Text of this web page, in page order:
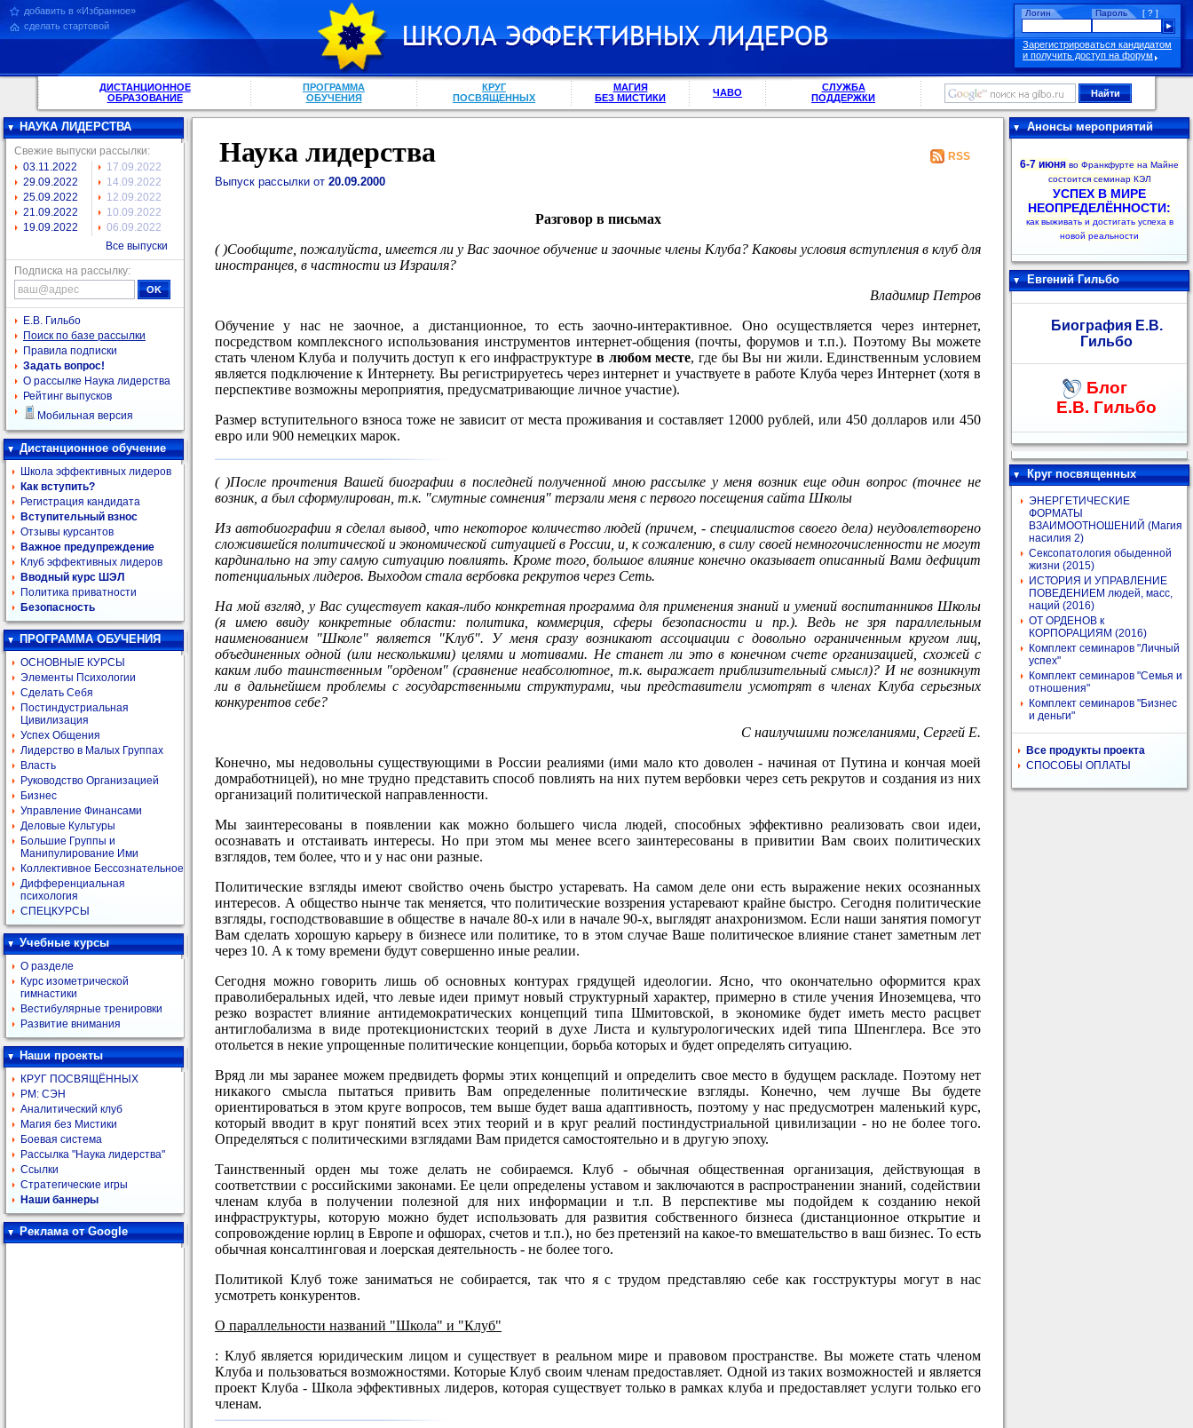
добавить в «Избранное»
сделать стартовой
Логин [ ? ]
Пароль
Зарегистрироваться кандидатом
и получить доступ на форум
ДИСТАНЦИОННОЕ
ОБРАЗОВАНИЕ
ПРОГРАММА
ОБУЧЕНИЯ
КРУГ
ПОСВЯЩЕННЫХ
МАГИЯ
БЕЗ МИСТИКИ
ЧАВО
СЛУЖБА
ПОДДЕРЖКИ
НАУКА ЛИДЕРСТВА
Свежие выпуски рассылки:
03.11.2022
29.09.2022
25.09.2022
21.09.2022
19.09.2022
17.09.2022
14.09.2022
12.09.2022
10.09.2022
06.09.2022
Все выпуски
Подписка на рассылку:
Е.В. Гильбо
Поиск по базе рассылки
Правила подписки
Задать вопрос!
О рассылке Наука лидерства
Рейтинг выпусков
Мобильная версия
Дистанционное обучение
Школа эффективных лидеров
Как вступить?
Регистрация кандидата
Вступительный взнос
Отзывы курсантов
Важное предупреждение
Клуб эффективных лидеров
Вводный курс ШЭЛ
Политика приватности
Безопасность
ПРОГРАММА ОБУЧЕНИЯ
ОСНОВНЫЕ КУРСЫ
Элементы Психологии
Сделать Себя
Постиндустриальная
Цивилизация
Успех Общения
Лидерство в Малых Группах
Власть
Руководство Организацией
Бизнес
Управление Финансами
Деловые Культуры
Большие Группы и
Манипулирование Ими
Коллективное Бессознательное
Дифференциальная
психология
СПЕЦКУРСЫ
Учебные курсы
О разделе
Курс изометрической
гимнастики
Вестибулярные тренировки
Развитие внимания
Наши проекты
КРУГ ПОСВЯЩЁННЫХ
РМ: СЭН
Аналитический клуб
Магия без Мистики
Боевая система
Рассылка "Наука лидерства"
Ссылки
Стратегические игры
Наши баннеры
Реклама от Google
RSS
Наука лидерства
Выпуск рассылки от 20.09.2000
Разговор в письмах
( )Сообщите, пожалуйста, имеется ли у Вас заочное обучение и заочные члены Клуба? Каковы условия вступления в клуб для
иностранцев, в частности из Израиля?
Владимир Петров
Обучение у нас не заочное, а дистанционное, то есть заочно-интерактивное. Оно осуществляется через интернет,
посредством комплексного использования инструментов интернет-общения (почты, форумов и т.п.). Поэтому Вы можете
стать членом Клуба и получить доступ к его инфраструктуре в любом месте, где бы Вы ни жили. Единственным условием
является подключение к Интернету. Вы регистрируетесь через интернет и участвуете в работе Клуба через Интернет (хотя в
перспективе возможны мероприятия, предусматривающие личное участие).
Размер вступительного взноса тоже не зависит от места проживания и составляет 12000 рублей, или 450 долларов или 450
евро или 900 немецких марок.
( )После прочтения Вашей биографии в последней полученной мною рассылке у меня возник еще один вопрос (точнее не
возник, а был сформулирован, т.к. "смутные сомнения" терзали меня с первого посещения сайта Школы
Из автобиографии я сделал вывод, что некоторое количество людей (причем, - специалистов своего дела) неудовлетворено
сложившейся политической и экономической ситуацией в России, и, к сожалению, в силу своей немногочисленности не могут
кардинально на эту самую ситуацию повлиять. Кроме того, большое влияние конечно оказывает описанный Вами дефицит
потенциальных лидеров. Выходом стала вербовка рекрутов через Сеть.
На мой взгляд, у Вас существует какая-либо конкретная программа для применения знаний и умений воспитанников Школы
(я имею ввиду конкретные области: политика, коммерция, сферы безопасности и пр.). Ведь не зря параллельным
наименованием "Школе" является "Клуб". У меня сразу возникают ассоциации с довольно ограниченным кругом лиц,
объединенных одной (или несколькими) целями и мотивами. Не станет ли это в конечном счете организацией, схожей с
каким либо таинственным "орденом" (сравнение неабсолютное, т.к. выражает приблизительный смысл)? И не возникнут
ли в дальнейшем проблемы с государственными структурами, чьи представители усмотрят в членах Клуба серьезных
конкурентов себе?
С наилучшими пожеланиями, Сергей Е.
Конечно, мы недовольны существующими в России реалиями (ими мало кто доволен - начиная от Путина и кончая моей
домработницей), но мне трудно представить способ повлиять на них путем вербовки через сеть рекрутов и создания из них
организаций политической направленности.
Мы заинтересованы в появлении как можно большего числа людей, способных эффективно реализовать свои идеи,
осознавать и отстаивать интересы. Но при этом мы менее всего заинтересованы в привитии Вам своих политических
взглядов, тем более, что и у нас они разные.
Политические взгляды имеют свойство очень быстро устаревать. На самом деле они есть выражение неких осознанных
интересов. А общество нынче так меняется, что политические воззрения устаревают крайне быстро. Сегодня политические
взгляды, господствовавшие в обществе в начале 80-х или в начале 90-х, выглядят анахронизмом. Если наши занятия помогут
Вам сделать хорошую карьеру в бизнесе или политике, то в этом случае Ваше политическое влияние станет заметным лет
через 10. А к тому времени будут совершенно иные реалии.
Сегодня можно говорить лишь об основных контурах грядущей идеологии. Ясно, что окончательно оформится крах
праволиберальных идей, что левые идеи примут новый структурный характер, примерно в стиле учения Иноземцева, что
резко возрастет влияние антидемократических концепций типа Шмитовской, в экономике будет иметь место расцвет
антиглобализма в виде протекционистских теорий в духе Листа и культурологических идей типа Шпенглера. Все это
отольется в некие упрощенные политические концепции, борьба которых и будет определять ситуацию.
Вряд ли мы заранее можем предвидеть формы этих концепций и определить свое место в будущем раскладе. Поэтому нет
никакого смысла пытаться привить Вам определенные политические взгляды. Конечно, чем лучше Вы будете
ориентироваться в этом круге вопросов, тем выше будет ваша адаптивность, поэтому у нас предусмотрен маленький курс,
который вводит в круг понятий всех этих теорий и в круг реалий постиндустриальной цивилизации - но не более того.
Определяться с политическими взглядами Вам придется самостоятельно и в другую эпоху.
Таинственный орден мы тоже делать не собираемся. Клуб - обычная общественная организация, действующая в
соответствии с российскими законами. Ее цели определены уставом и заключаются в распространении знаний, содействии
членам клуба в получении полезной для них информации и т.п. В перспективе мы подойдем к созданию некой
инфраструктуры, которую можно будет использовать для развития собственного бизнеса (дистанционное открытие и
сопровождение юрлиц в Европе и офшорах, счетов и т.п.), но без претензий на какое-то вмешательство в ваш бизнес. То есть
обычная консалтинговая и лоерская деятельность - не более того.
Политикой Клуб тоже заниматься не собирается, так что я с трудом представляю себе как госструктуры могут в нас
усмотреть конкурентов.
О параллельности названий "Школа" и "Клуб"
: Клуб является юридическим лицом и существует в реальном мире и правовом пространстве. Вы можете стать членом
Клуба и пользоваться возможностями. Которые Клуб своим членам предоставляет. Одной из таких возможностей и является
проект Клуба - Школа эффективных лидеров, которая существует только в рамках клуба и предоставляет услуги только его
членам.
Анонсы мероприятий
6-7 июня во Франкфурте на Майне
состоится семинар КЭЛ
УСПЕХ В МИРЕ
НЕОПРЕДЕЛЁННОСТИ:
как выживать и достигать успеха в
новой реальности
Евгений Гильбо
Биография Е.В.
Гильбо
Блог
Е.В. Гильбо
Круг посвященных
ЭНЕРГЕТИЧЕСКИЕ
ФОРМАТЫ
ВЗАИМООТНОШЕНИЙ (Магия
насилия 2)
Сексопатология обыденной
жизни (2015)
ИСТОРИЯ И УПРАВЛЕНИЕ
ПОВЕДЕНИЕМ людей, масс,
наций (2016)
ОТ ОРДЕНОВ к
КОРПОРАЦИЯМ (2016)
Комплект семинаров "Личный
успех"
Комплект семинаров "Семья и
отношения"
Комплект семинаров "Бизнес
и деньги"
Все продукты проекта
СПОСОБЫ ОПЛАТЫ